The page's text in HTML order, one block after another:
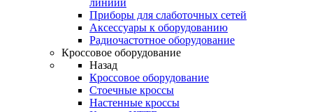
линиий
Приборы для слаботочных сетей
Аксессуары к оборудованию
Радиочастотное оборудование
Кроссовое оборудование
Назад
Кроссовое оборудование
Стоечные кроссы
Настенные кроссы